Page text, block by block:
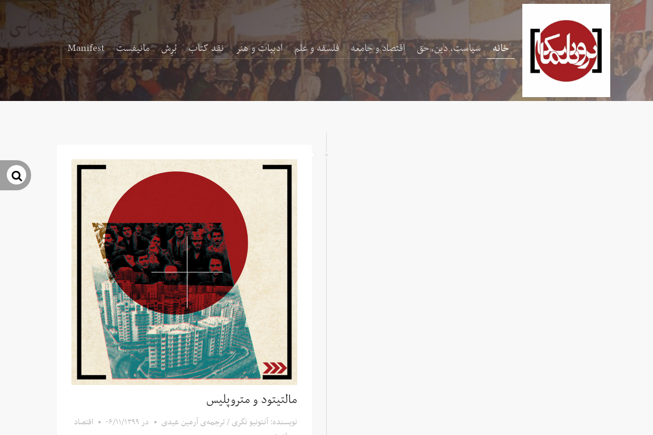
خانه سیاست، دین، حق اقتصاد و جامعه فلسفه و علم ادبیات و هنر نقد کتاب بُرِش مانیفست Manifest
مالتیتود و متروپلیس
نویسنده: آنتونیو نگری / ترجمه‌ی آرمین عیدی • در۰۶/۱۱/۱۳۹۹ • اقتصاد